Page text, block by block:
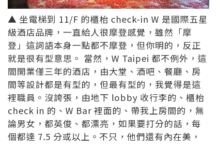
▲ 坐電梯到 11/F 的櫃枱 check-in W 是國際五星
級酒店品牌，一直給人很摩登感覺，雖然「摩
登」這詞語本身一點都不摩登，但你明的，反正
就是很有型意思。 當然，W Taipei 都不例外，這
間開業僅三年的酒店，由大堂、酒吧、餐廳、房
間等設計都是有型的，但最有型的，我覺得是這
裡職員。沒誇張，由地下 lobby 收行李的、櫃枱
check in 的、W Bar 裡面的、帶我上房間的，無
論男女，都英俊、都漂亮，如果要打分的話，每
個都達 7.5 分或以上。不只，他們還有內在美，